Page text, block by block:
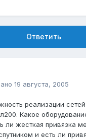
Ответить
19 августа, 2005
реализации
Какое
ли жесткая привязка
и есть ли